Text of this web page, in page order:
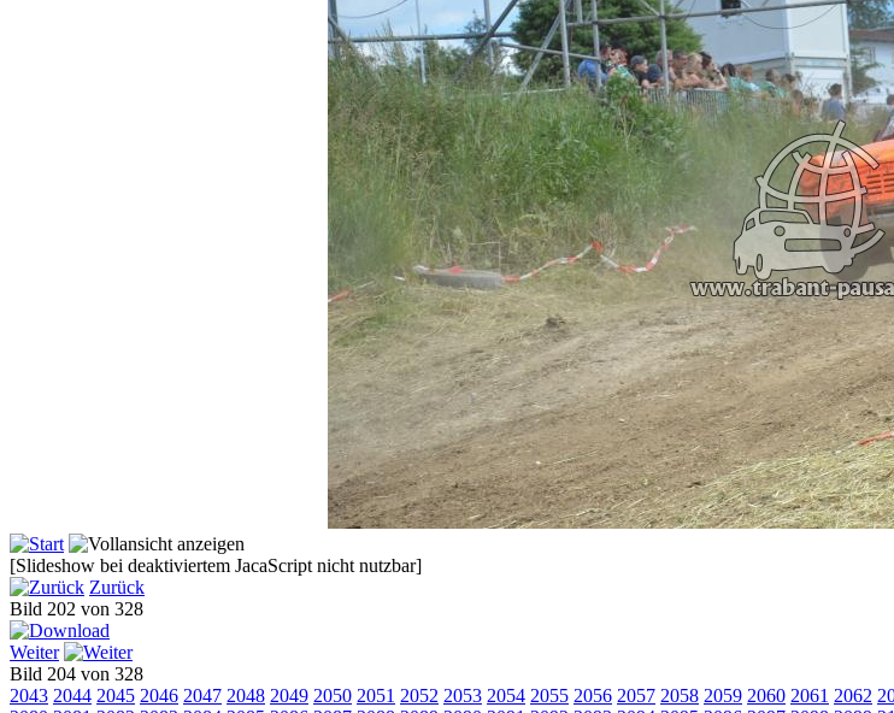
[Slideshow bei deaktiviertem JacaScript nicht nutzbar]
Zurück
Bild 202 von 328
Weiter
Bild 204 von 328
2043 2044 2045 2046 2047 2048 2049 2050 2051 2052 2053 2054 2055 2056 2057 2058 2059 2060 2061 2062